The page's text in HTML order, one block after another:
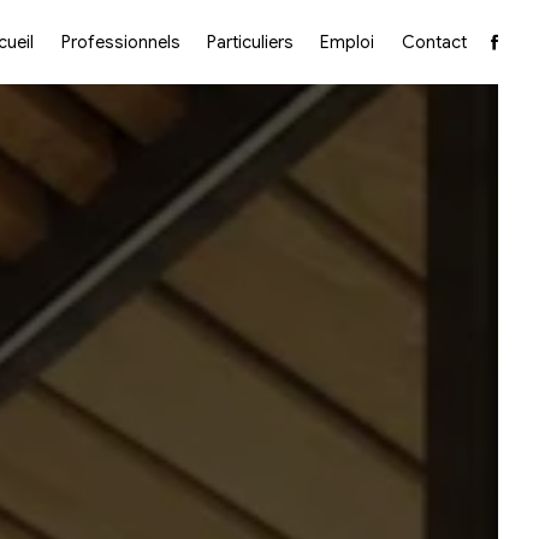
Professionnels Particuliers Emploi Contact